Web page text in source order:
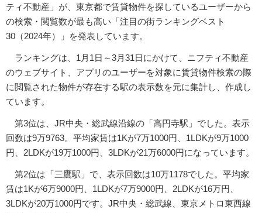
ティ不動産」が、東京都で賃貸物件を探しているユーザーから
の検索・閲覧数が最も高い「注目の街ランキングベスト
30（2024年）」を発表しています。
ランキングは、1月1日～3月31日にかけて、ニフティ不動産
のウェブサイト、アプリのユーザーを対象に賃貸物件検索の際
に閲覧された物件が存在する駅の表示数を元に集計し、作成し
ています。
第3位は、JR中央・総武線沿線の「高円寺駅」でした。表示
回数は9万9763。平均家賃は1Kが7万1000円、1LDKが9万1000
円、2LDKが19万1000円、3LDKが21万6000円になっています。
第2位は「三鷹駅」で、表示回数は10万1178でした。平均家
賃は1Kが6万9000円、1LDKが7万9000円、2LDKが16万円、
3LDKが20万1000円です。JR中央・総武線、東京メトロ東西線